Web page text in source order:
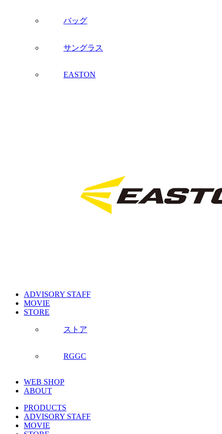
バッグ
サングラス
EASTON
ADVISORY STAFF
MOVIE
STORE
ストア
RGGC
WEB SHOP
ABOUT
PRODUCTS
ADVISORY STAFF
MOVIE